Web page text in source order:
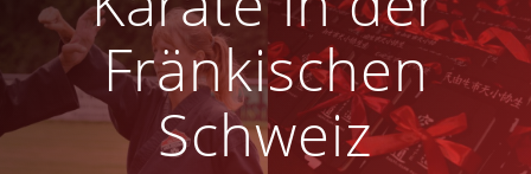
Fränkischen
Schweiz